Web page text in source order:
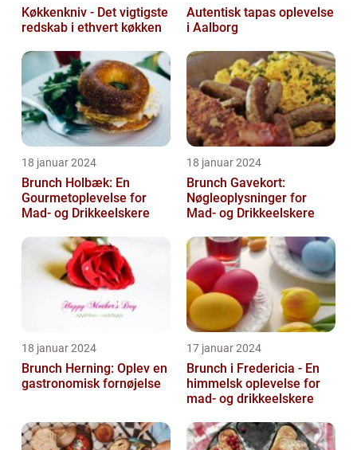
Køkkenkniv - Det vigtigste
redskab i ethvert køkken
Autentisk tapas oplevelse
i Aalborg
18 januar 2024
Brunch Holbæk: En
Gourmetoplevelse for
Mad- og Drikkeelskere
18 januar 2024
Brunch Gavekort:
Nøgleoplysninger for
Mad- og Drikkeelskere
18 januar 2024
Brunch Herning: Oplev en
gastronomisk fornøjelse
17 januar 2024
Brunch i Fredericia - En
himmelsk oplevelse for
mad- og drikkeelskere